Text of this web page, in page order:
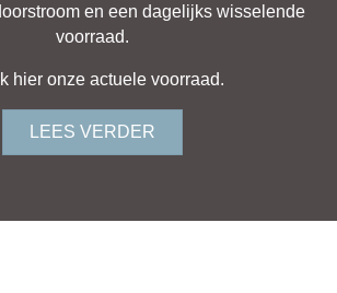
en een dagelijks wisselende
voorraad.
hier onze actuele voorraad.
LEES VERDER